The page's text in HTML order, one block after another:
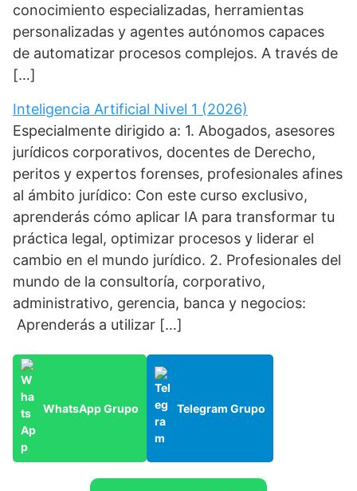
conocimiento especializadas, herramientas
personalizadas y agentes autónomos capaces
de automatizar procesos complejos. A través de
[…]
Inteligencia Artificial Nivel 1 (2026)
Especialmente dirigido a: 1. Abogados, asesores
jurídicos corporativos, docentes de Derecho,
peritos y expertos forenses, profesionales afines
al ámbito jurídico: Con este curso exclusivo,
aprenderás cómo aplicar IA para transformar tu
práctica legal, optimizar procesos y liderar el
cambio en el mundo jurídico. 2. Profesionales del
mundo de la consultoría, corporativo,
administrativo, gerencia, banca y negocios:
Aprenderás a utilizar […]
WhatsApp Grupo Telegram Grupo